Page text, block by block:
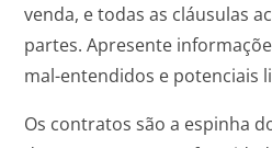
venda, e todas as cláusulas
partes. Apresente
mal-entendidos e potenciais
Os contratos são a espinha